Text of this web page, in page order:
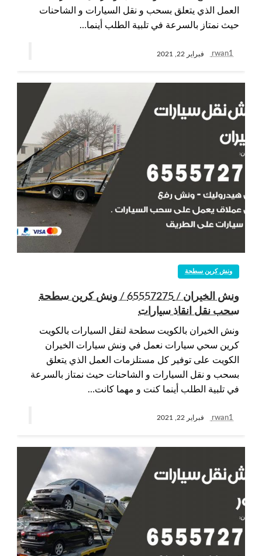
العمل الذي يتعلق بسحب و نقل السيارات و الشاحنات
حيث نمتاز بالسرعة في تلبية الطلب أينما…
rwan1 فبراير 22, 2021
ونش كرين سطحة
ونش الخيران / 65557275 / ونش كرين سطحة
سحب نقل انقاذ سيارات
ونش الخيران بالكويت سطحة لنقل السيارات بالكويت
كرين سحي سيارات نعمل في ونش سيارات الخيران
الكويت على توفير كل مستلزمات العمل الذي يتعلق
بسحب و نقل السيارات و الشاحنات حيث نمتاز بالسرعة
في تلبية الطلب أينما كنت و مهما كانت…
rwan1 فبراير 22, 2021